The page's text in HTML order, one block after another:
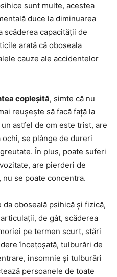
sunt multe, acestea
duce la diminuarea
capacității de
arată că oboseala
cauze ale accidentelor
copleșită, simte că nu
reușește să facă față la
astfel de om este trist, are
ochi, se plânge de dureri
În plus, poate suferi
are pierderi de
se poate concentra.
oboseală psihică și fizică,
de gât, scăderea
pe termen scurt, stări
încețoșată, tulburări de
insomnie și tulburări
persoanele de toate